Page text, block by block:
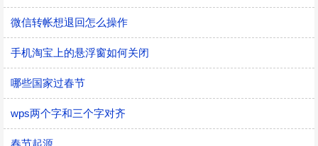
微信转帐想退回怎么操作
手机淘宝上的悬浮窗如何关闭
哪些国家过春节
wps两个字和三个字对齐
春节起源